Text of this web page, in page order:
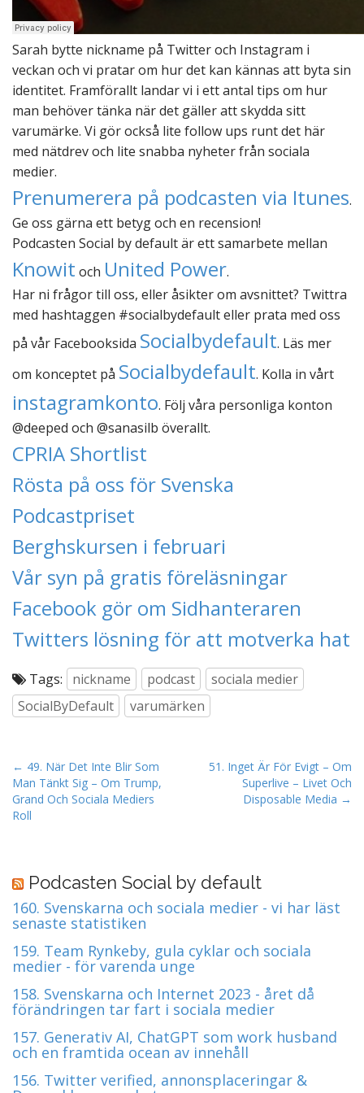
Sarah bytte nickname på Twitter och Instagram i
veckan och vi pratar om hur det kan kännas att byta sin
identitet. Framförallt landar vi i ett antal tips om hur
man behöver tänka när det gäller att skydda sitt
varumärke. Vi gör också lite follow ups runt det här
med nätdrev och lite snabba nyheter från sociala
medier.
Prenumerera på podcasten via Itunes.
Ge oss gärna ett betyg och en recension!
Podcasten Social by default är ett samarbete mellan
Knowit och United Power.
Har ni frågor till oss, eller åsikter om avsnittet? Twittra
med hashtaggen #socialbydefault eller prata med oss
på vår Facebooksida Socialbydefault. Läs mer
om konceptet på Socialbydefault. Kolla in vårt
instagramkonto. Följ våra personliga konton
@deeped och @sanasilb överallt.
CPRIA Shortlist
Rösta på oss för Svenska
Podcastpriset
Berghskursen i februari
Vår syn på gratis föreläsningar
Facebook gör om Sidhanteraren
Twitters lösning för att motverka hat
Tags: nickname podcast
sociala medier
SocialByDefault
varumärken
P
o
s
a
v
i
a
t
i
o
n
← 49. När Det Inte Blir Som
Man Tänkt Sig – Om Trump,
Grand Och Sociala Mediers
Roll
51. Inget Är För Evigt – Om
Superlive – Livet Och
Disposable Media →
Podcasten Social by default
160. Svenskarna och sociala medier - vi har läst
senaste statistiken
159. Team Rynkeby, gula cyklar och sociala
medier - för varenda unge
158. Svenskarna och Internet 2023 - året då
förändringen tar fart i sociala medier
157. Generativ AI, ChatGPT som work husband
och en framtida ocean av innehåll
156. Twitter verified, annonsplaceringar &